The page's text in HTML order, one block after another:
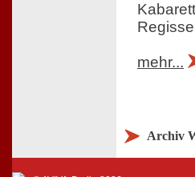
mehr...
Archiv